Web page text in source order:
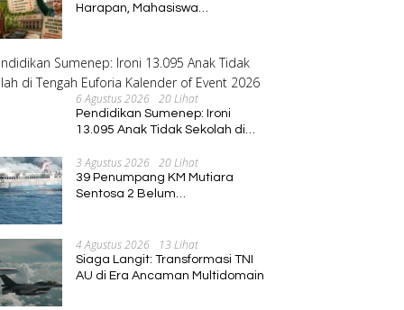
Harapan, Mahasiswa
6 Agustus 2026 20 Lihat
Pendidikan Sumenep: Ironi
13.095 Anak Tidak Sekolah di
Event 2026
3 Agustus 2026 20 Lihat
39 Penumpang KM Mutiara
Sentosa 2 Belum
4 Agustus 2026 13 Lihat
Siaga Langit: Transformasi TNI
AU di Era Ancaman Multidomain